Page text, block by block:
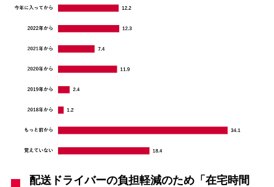
配送ドライバーの負担軽減のため「在宅時間